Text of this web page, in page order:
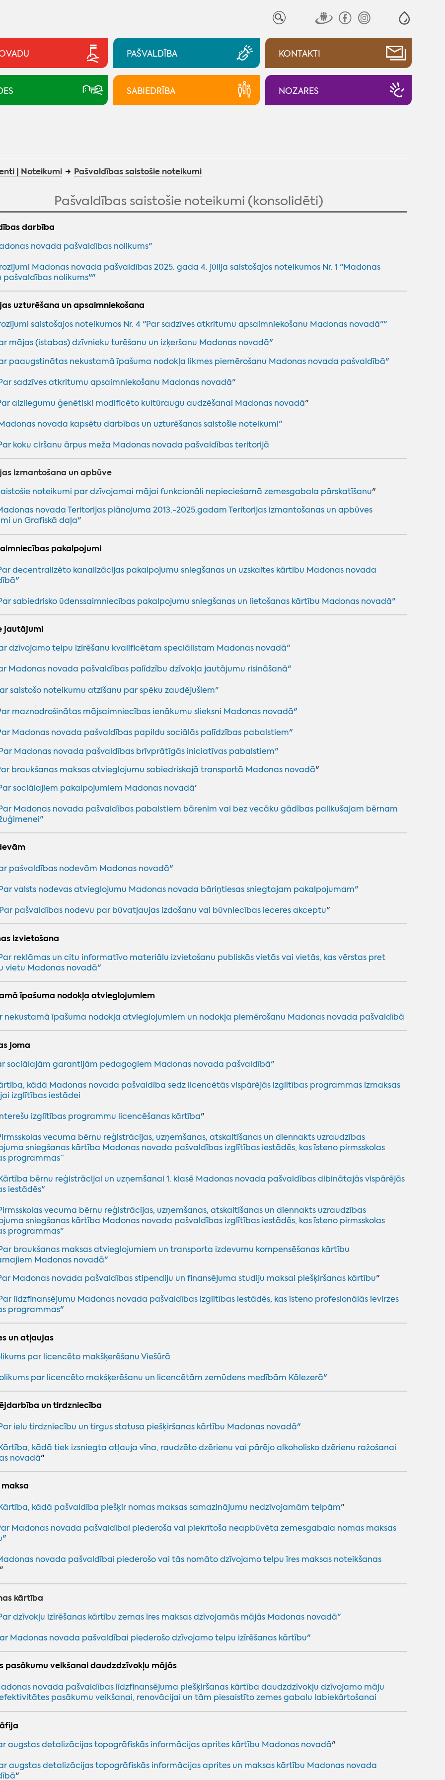
PAŠVALDĪBA KONTAKTI
SABIEDRĪBA NOZARES
| Noteikumi Pašvaldības saistošie noteikumi
Pašvaldības saistošie noteikumi (konsolidēti)
darbība
novada pašvaldības nolikums"
Madonas novada pašvaldības 2025. gada 4. jūlija saistošajos noteikumos Nr. 1 "Madonas
pašvaldības nolikums""
uzturēšana un apsaimniekošana
saistošajos noteikumos Nr. 4 "Par sadzīves atkritumu apsaimniekošanu Madonas novadā""
mājas (istabas) dzīvnieku turēšanu un izķeršanu Madonas novadā"
paaugstinātas nekustamā īpašuma nodokļa likmes piemērošanu Madonas novada pašvaldībā"
sadzīves atkritumu apsaimniekošanu Madonas novadā"
aizliegumu ģenētiski modificēto kultūraugu audzēšanai Madonas novadā"
novada kapsētu darbības un uzturēšanas saistošie noteikumi"
koku ciršanu ārpus meža Madonas novada pašvaldības teritorijā
izmantošana un apbūve
noteikumi par dzīvojamai mājai funkcionāli nepieciešamā zemesgabala pārskatīšanu"
novada Teritorijas plānojuma 2013.-2025.gadam Teritorijas izmantošanas un apbūves
un Grafiskā daļa"
pakalpojumi
decentralizēto kanalizācijas pakalpojumu sniegšanas un uzskaites kārtību Madonas novada
sabiedrisko ūdenssaimniecības pakalpojumu sniegšanas un lietošanas kārtību Madonas novadā"
jautājumi
dzīvojamo telpu izīrēšanu kvalificētam speciālistam Madonas novadā"
Madonas novada pašvaldības palīdzību dzīvokļa jautājumu risināšanā"
saistošo noteikumu atzīšanu par spēku zaudējušiem"
maznodrošinātas mājsaimniecības ienākumu slieksni Madonas novadā"
Madonas novada pašvaldības papildu sociālās palīdzības pabalstiem"
Madonas novada pašvaldības brīvprātīgās iniciatīvas pabalstiem"
braukšanas maksas atvieglojumu sabiedriskajā transportā Madonas novadā"
sociālajiem pakalpojumiem Madonas novadā'
Madonas novada pašvaldības pabalstiem bārenim vai bez vecāku gādības palikušajam bērnam
pašvaldības nodevām Madonas novadā"
valsts nodevas atvieglojumu Madonas novada bāriņtiesas sniegtajam pakalpojumam"
pašvaldības nodevu par būvatļaujas izdošanu vai būvniecības ieceres akceptu"
izvietošana
reklāmas un citu informatīvo materiālu izvietošanu publiskās vietās vai vietās, kas vērstas pret
vietu Madonas novadā"
īpašuma nodokļa atvieglojumiem
nekustamā īpašuma nodokļa atvieglojumiem un nodokļa piemērošanu Madonas novada pašvaldībā
joma
sociālajām garantijām pedagogiem Madonas novada pašvaldībā"
kādā Madonas novada pašvaldība sedz licencētās vispārējās izglītības programmas izmaksas
izglītības iestādei
izglītības programmu licencēšanas kārtība"
vecuma bērnu reģistrācijas, uzņemšanas, atskaitīšanas un diennakts uzraudzības
sniegšanas kārtība Madonas novada pašvaldības izglītības iestādēs, kas īsteno pirmsskolas
programmas”
bērnu reģistrācijai un uzņemšanai 1. klasē Madonas novada pašvaldības dibinātajās vispārējās
iestādēs"
vecuma bērnu reģistrācijas, uzņemšanas, atskaitīšanas un diennakts uzraudzības
sniegšanas kārtība Madonas novada pašvaldības izglītības iestādēs, kas īsteno pirmsskolas
programmas"
braukšanas maksas atvieglojumiem un transporta izdevumu kompensēšanas kārtību
Madonas novadā"
Madonas novada pašvaldības stipendiju un finansējuma studiju maksai piešķiršanas kārtību"
līdzfinansējumu Madonas novada pašvaldības izglītības iestādēs, kas īsteno profesionālās ievirzes
programmas"
un atļaujas
par licencēto makšķerēšanu Viešūrā
par licencēto makšķerēšanu un licencētām zemūdens medībām Kālezerā"
un tirdzniecība
ielu tirdzniecību un tirgus statusa piešķiršanas kārtību Madonas novadā"
kādā tiek izsniegta atļauja vīna, raudzēto dzērienu vai pārējo alkoholisko dzērienu ražošanai
novadā"
kādā pašvaldība piešķir nomas maksas samazinājumu nedzīvojamām telpām"
Madonas novada pašvaldībai piederoša vai piekrītoša neapbūvēta zemesgabala nomas maksas
novada pašvaldībai piederošo vai tās nomāto dzīvojamo telpu īres maksas noteikšanas
"
kārtība
dzīvokļu izīrēšanas kārtību zemas īres maksas dzīvojamās mājās Madonas novadā"
Madonas novada pašvaldībai piederošo dzīvojamo telpu izīrēšanas kārtību"
pasākumu veikšanai daudzdzīvokļu mājās
novada pašvaldības līdzfinansējuma piešķiršanas kārtība daudzdzīvokļu dzīvojamo māju
pasākumu veikšanai, renovācijai un tām piesaistīto zemes gabalu labiekārtošanai
augstas detalizācijas topogrāfiskās informācijas aprites kārtību Madonas novadā"‌‌
augstas detalizācijas topogrāfiskās informācijas aprites un maksas kārtību Madonas novada
"